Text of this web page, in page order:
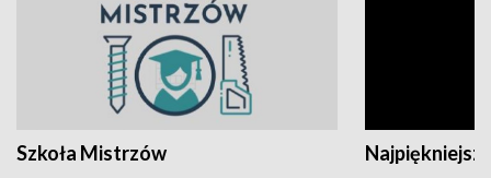
Szkoła Mistrzów